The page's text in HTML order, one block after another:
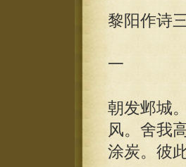
黎阳作诗
一
朝发邺城
风。舍我
涂炭。彼